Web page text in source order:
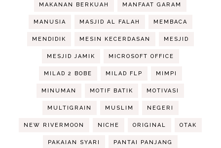
MAKANAN BERKUAH MANFAAT GARAM
MANUSIA MASJID AL FALAH MEMBACA
MENDIDIK MESIN KECERDASAN MESJID
MESJID JAMIK MICROSOFT OFFICE
MILAD 2 BOBE MILAD FLP MIMPI
MINUMAN MOTIF BATIK MOTIVASI
MULTIGRAIN MUSLIM NEGERI
NEW RIVERMOON NICHE ORIGINAL OTAK
PAKAIAN SYARI PANTAI PANJANG